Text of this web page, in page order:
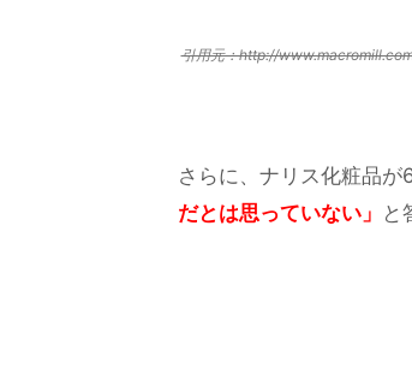
引用元：http://
さらに、ナリス化粧品
だとは思っていない」 と